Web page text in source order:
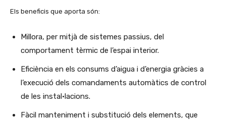
Els beneficis que aporta són:
Millora, per mitjà de sistemes passius, del
comportament tèrmic de l’espai interior.
Eficiència en els consums d’aigua i d’energia gràcies a
l’execució dels comandaments automàtics de control
de les instal•lacions.
Fàcil manteniment i substitució dels elements, que